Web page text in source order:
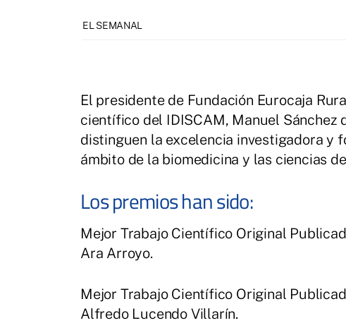
EL SEMANAL
El presidente de Fundación Eurocaja
científico del IDISCAM, Manuel Sánchez
distinguen la excelencia investigadora y
ámbito de la biomedicina y las ciencias
Los premios han sido:
Mejor Trabajo Científico Original
Ara Arroyo.
Mejor Trabajo Científico Original
Alfredo Lucendo Villarín.